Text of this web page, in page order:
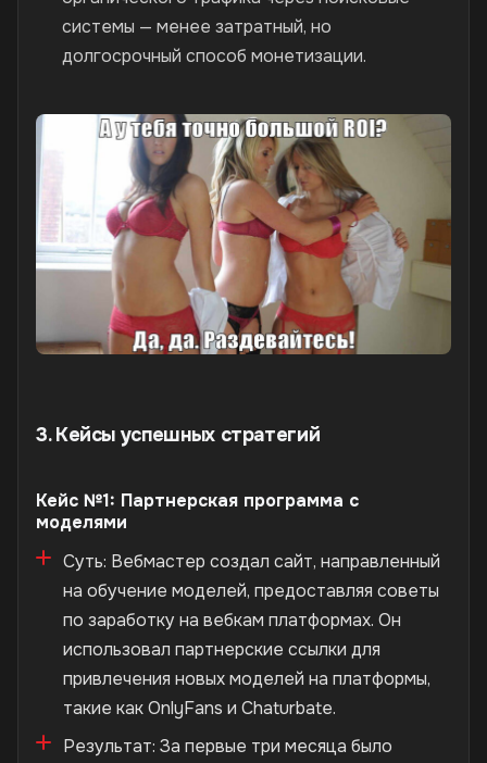
системы — менее затратный, но
долгосрочный способ монетизации.
3. Кейсы успешных стратегий
Кейс №1: Партнерская программа с
моделями
Суть: Вебмастер создал сайт, направленный
на обучение моделей, предоставляя советы
по заработку на вебкам платформах. Он
использовал партнерские ссылки для
привлечения новых моделей на платформы,
такие как OnlyFans и Chaturbate.
Результат: За первые три месяца было